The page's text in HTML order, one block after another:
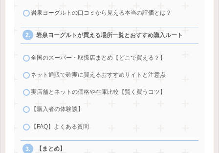
岩泉ヨーグルトの口コミから見える本当の評価とは？
岩泉ヨーグルトが買える場所一覧とおすすめ購入ルート
全国のスーパー・取扱店まとめ【どこで買える？】
ネット通販で確実に買えるおすすめサイトと注意点
実店舗とネットの価格や在庫比較【賢く買うコツ】
【購入者の体験談】
【FAQ】よくある質問
【まとめ】